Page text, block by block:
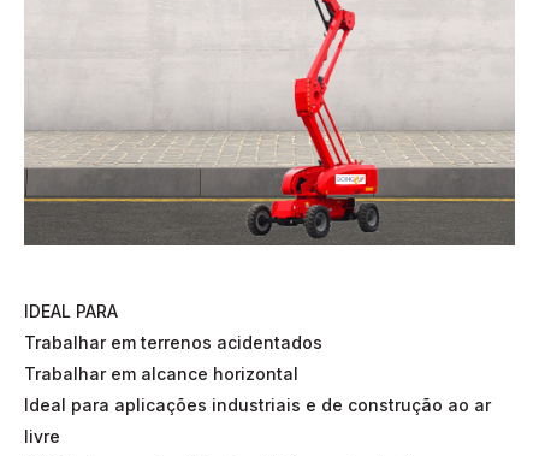
IDEAL PARA
Trabalhar em terrenos acidentados
Trabalhar em alcance horizontal
Ideal para aplicações industriais e de construção ao ar
livre